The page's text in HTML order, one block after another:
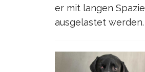
er mit langen
ausgelastet werden.